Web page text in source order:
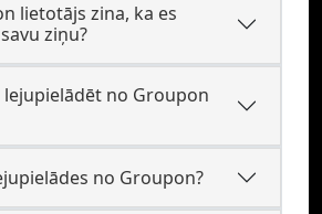
lietotājs zina, ka es
ziņu?
lejupielādēt no Groupon
no Groupon?